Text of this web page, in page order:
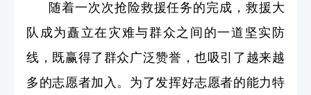
随着一次次抢险救援任务的完成，救援大
队成为矗立在灾难与群众之间的一道坚实防
线，既赢得了群众广泛赞誉，也吸引了越来越
多的志愿者加入。为了发挥好志愿者的能力特